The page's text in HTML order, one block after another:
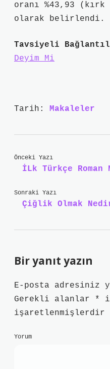
oranı %43,93
olarak belirlendi.
Tavsiyeli
Deyim Mi
Tarih: Makaleler
Önceki Yazı
İLk Türkçe Roman
Sonraki Yazı
Çiğlik Olmak
Bir yanıt yazın
E-posta adresiniz
Gerekli alanlar
*
işaretlenmişlerdir
Yorum